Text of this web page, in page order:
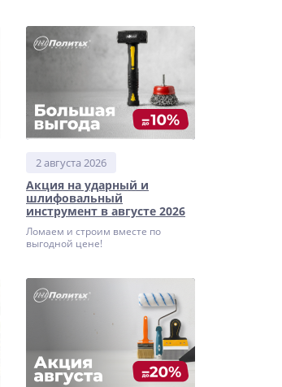
2 августа 2026
Акция на ударный и
шлифовальный
инструмент в августе 2026
Ломаем и строим вместе по
выгодной цене!